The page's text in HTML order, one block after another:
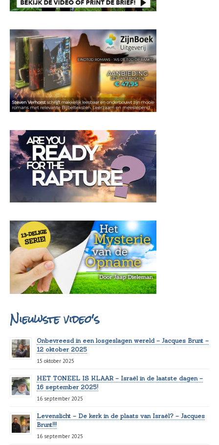
Nieuwste video's
Onbevreesd in een losgeslagen wereld – Jacques Brunt –
12 oktober 2025
15 oktober 2025
HET TONEEL IS KLAAR – Israël in de laatste dagen –
16 september 2025!
16 september 2025
Levenslicht – De kerk in de plaats van Israël? – Jacques
Brunt!!!
16 september 2025